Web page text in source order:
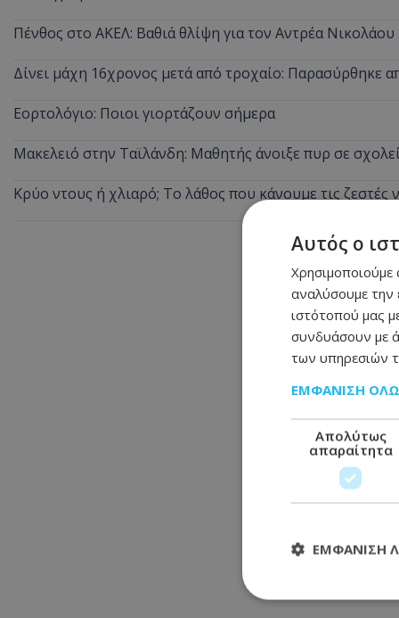
Πένθος στο ΑΚΕΛ: Βαθιά θλίψη για τον Αντρέα
Δίνει μάχη 16χρονος μετά από τροχαίο: Παρασύρθηκε
Εορτολόγιο: Ποιοι γιορτάζουν σήμερα
Μακελειό στην Ταϊλάνδη: Μαθητής άνοιξε πυρ σε
Κρύο ντους ή χλιαρό; Το λάθος που κάνουμε τις ζεστές
Αυτός ο
Χρησιμοποιούμε
αναλύσουμε την
ιστότοπού μας
συνδυάσουν με
των υπηρεσιών
ΕΜΦΆΝΙΣΗ
Απολύτως
απαραίτητα
ΕΜΦΆΝΙΣΗ